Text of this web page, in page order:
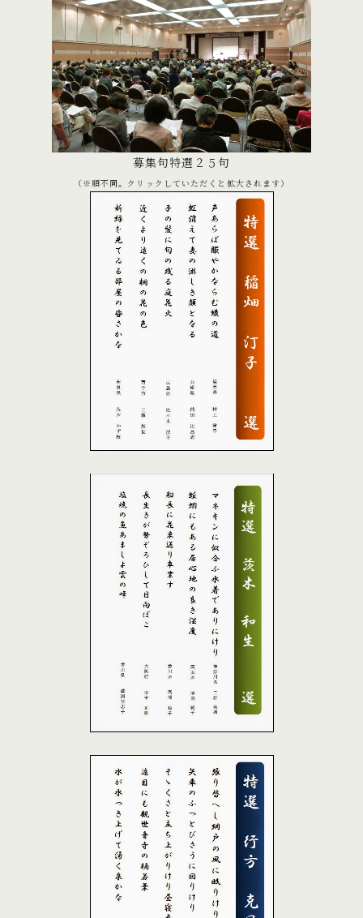
募集句特選２５句
（※順不同。クリックしていただくと拡大されます）